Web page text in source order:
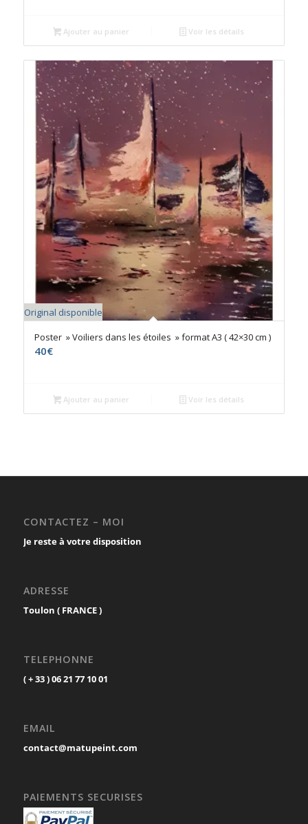
Ajouter au panier Voir les détails
Original disponible
Poster » Voiliers dans les étoiles » format A3 ( 42×30 cm )
40€
Ajouter au panier Voir les détails
CONTACTEZ – MOI
Je reste à votre disposition
ADRESSE
Toulon ( FRANCE )
TELEPHONNE
( + 33 ) 06 21 77 10 01
EMAIL
contact@matupeint.com
PAIEMENTS SECURISES